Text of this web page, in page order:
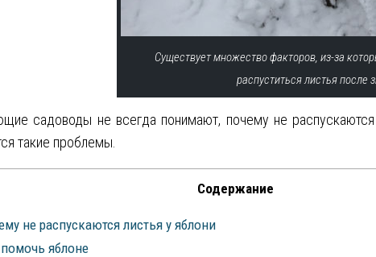
Существует множество факторов, из-за
распуститься листья после
садоводы не всегда понимают, почему не
такие проблемы.
Содержание
не распускаются листья у яблони
яблоне